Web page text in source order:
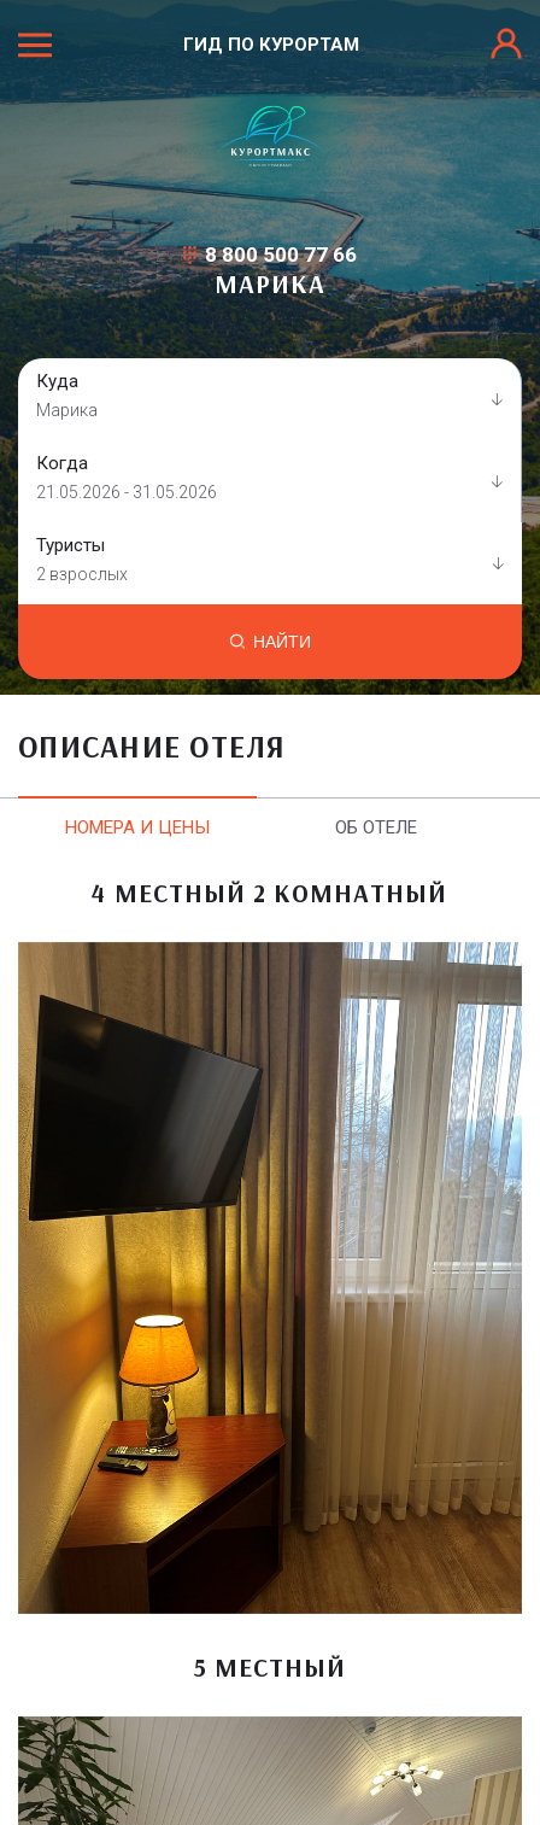
ГИД ПО КУРОРТАМ
8 800 500 77 66
МАРИКА
Куда
Марика
Когда
21.05.2026 - 31.05.2026
Туристы
2 взрослых
НАЙТИ
ОПИСАНИЕ ОТЕЛЯ
НОМЕРА И ЦЕНЫ ОБ ОТЕЛЕ
4 МЕСТНЫЙ 2 КОМНАТНЫЙ
5 МЕСТНЫЙ